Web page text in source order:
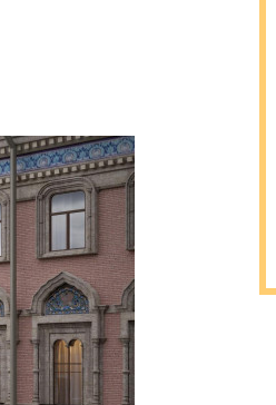
В Красногвардейском районе
Петербурга появился еще один
центр совмещенного образования